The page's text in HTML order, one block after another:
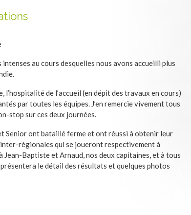
au cours desquelles nous avons accueilli plus
l’hospitalité de l’accueil (en dépit des travaux en cours)
par toutes les équipes. J’en remercie vivement tous
stop sur ces deux journées.
Senior ont bataillé ferme et ont réussi à obtenir leur
régionales qui se joueront respectivement à
Jean-Baptiste et Arnaud, nos deux capitaines, et à tous
le détail des résultats et quelques photos